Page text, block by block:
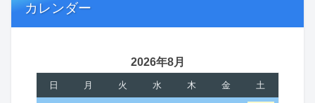
カレンダー
2026年8月
日 月 火 水 木 金 土